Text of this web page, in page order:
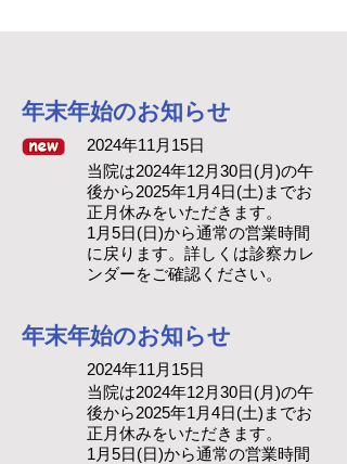
​年末年始のお知らせ
2024年11月15日
当院は2024年12月30日(月)の午
後から2025年1月4日(土)までお
正月休みをいただきます。
​1月5日(日)から通常の営業時間
に戻ります。詳しくは診察カレ
ンダーをご確認ください。
​年末年始のお知らせ
2024年11月15日
当院は2024年12月30日(月)の午
後から2025年1月4日(土)までお
正月休みをいただきます。
​1月5日(日)から通常の営業時間